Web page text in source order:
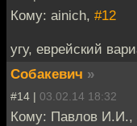
Кому: ainich, #12
угу, еврейский
Собакевич »
#14 | 03.02.14 18:32
Кому: Павлов И.И.,